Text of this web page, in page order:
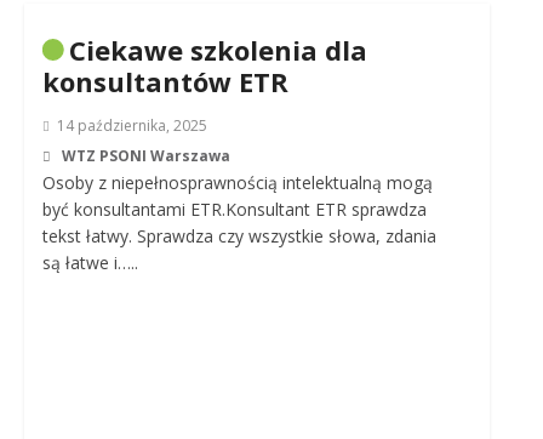
Ciekawe szkolenia dla
konsultantów ETR
14 października, 2025
WTZ PSONI Warszawa
Osoby z niepełnosprawnością intelektualną mogą
być konsultantami ETR.Konsultant ETR sprawdza
tekst łatwy. Sprawdza czy wszystkie słowa, zdania
są łatwe i…..